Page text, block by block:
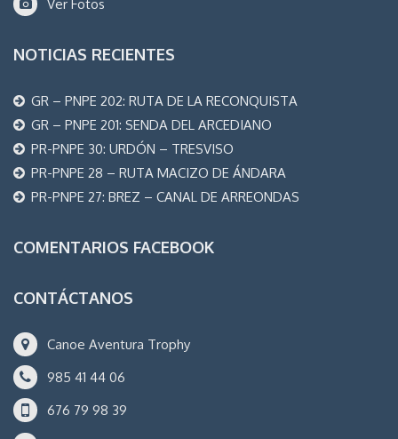
Ver Fotos
NOTICIAS RECIENTES
GR – PNPE 202: RUTA DE LA RECONQUISTA
GR – PNPE 201: SENDA DEL ARCEDIANO
PR-PNPE 30: URDÓN – TRESVISO
PR-PNPE 28 – RUTA MACIZO DE ÁNDARA
PR-PNPE 27: BREZ – CANAL DE ARREONDAS
COMENTARIOS FACEBOOK
CONTÁCTANOS
Canoe Aventura Trophy
985 41 44 06
676 79 98 39